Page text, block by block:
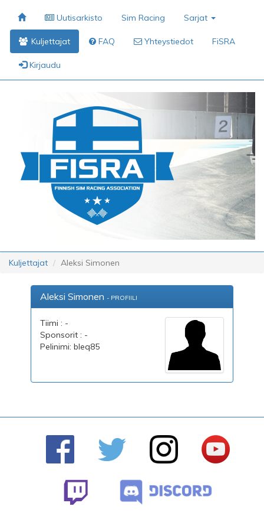
Uutisarkisto Sim Racing Sarjat
Kuljettajat FAQ Yhteystiedot FiSRA
Kirjaudu
Kuljettajat Aleksi Simonen
Aleksi Simonen - PROFIILI
Tiimi : -
Sponsorit : -
Pelinimi: bleq85